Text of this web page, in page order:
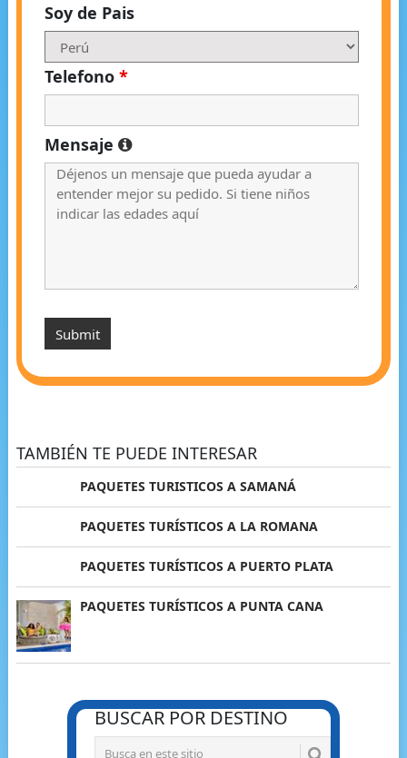
Soy de Pais
Telefono *
Mensaje
TAMBIÉN TE PUEDE INTERESAR
PAQUETES TURISTICOS A SAMANÁ
PAQUETES TURÍSTICOS A LA ROMANA
PAQUETES TURÍSTICOS A PUERTO PLATA
PAQUETES TURÍSTICOS A PUNTA CANA
BUSCAR POR DESTINO